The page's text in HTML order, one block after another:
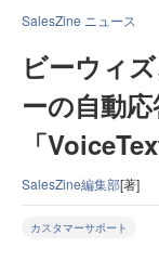
SalesZine ニュース
ビーウィ
ーの自動
「
SalesZine編集部[著]
カスタマーサポート